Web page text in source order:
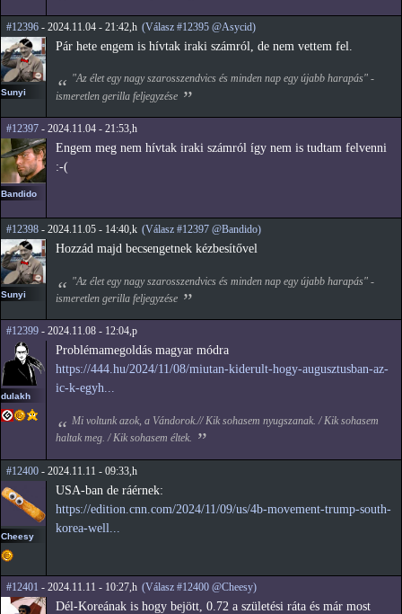
#12396 - 2024.11.04 - 21:42,h (Válasz #12395 @Asycid)
Sunyi
Pár hete engem is hívtak iraki számról, de nem vettem fel.
"Az élet egy nagy szarosszendvics és minden nap egy újabb harapás" -
ismeretlen gerilla feljegyzése
#12397 - 2024.11.04 - 21:53,h
Bandido
Engem meg nem hívtak iraki számról így nem is tudtam felvenni
:-(
#12398 - 2024.11.05 - 14:40,k (Válasz #12397 @Bandido)
Sunyi
Hozzád majd becsengetnek kézbesítővel
"Az élet egy nagy szarosszendvics és minden nap egy újabb harapás" -
ismeretlen gerilla feljegyzése
#12399 - 2024.11.08 - 12:04,p
dulakh
Problémamegoldás magyar módra
https://444.hu/2024/11/08/miutan-kiderult-hogy-augusztusban-az-
ic-k-egyh...
Mi voltunk azok, a Vándorok.// Kik sohasem nyugszanak. / Kik sohasem
haltak meg. / Kik sohasem éltek.
#12400 - 2024.11.11 - 09:33,h
Cheesy
USA-ban de ráérnek:
https://edition.cnn.com/2024/11/09/us/4b-movement-trump-south-
korea-well...
#12401 - 2024.11.11 - 10:27,h (Válasz #12400 @Cheesy)
Dél-Koreának is hogy bejött, 0.72 a születési ráta és már most